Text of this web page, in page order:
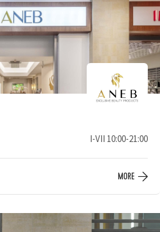
I-VII 10:00-21:00
MORE